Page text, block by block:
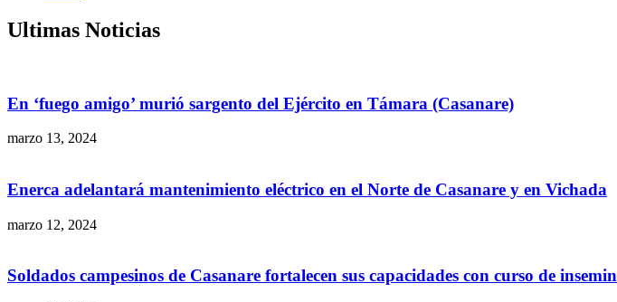
Ultimas Noticias
En ‘fuego amigo’ murió sargento del Ejército en Támara (Casanare)
marzo 13, 2024
Enerca adelantará mantenimiento eléctrico en el Norte de Casanare y en Vichada
marzo 12, 2024
Soldados campesinos de Casanare fortalecen sus capacidades con curso de